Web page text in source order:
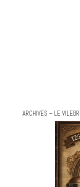
ARCHIVES – LE